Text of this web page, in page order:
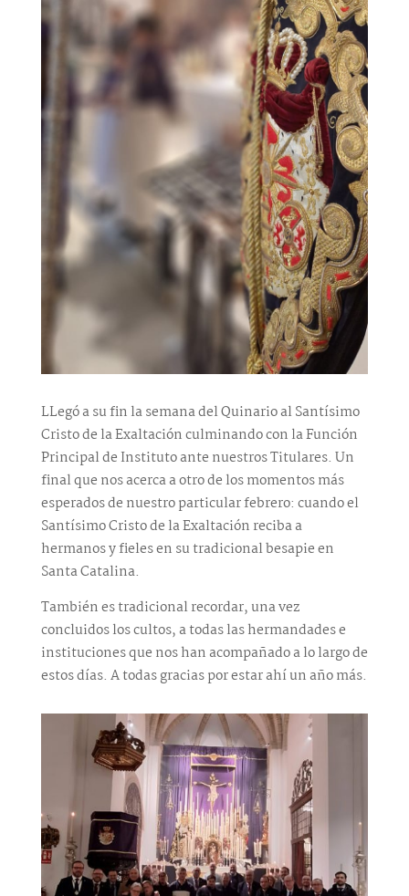
LLegó a su fin la semana del Quinario al Santísimo
Cristo de la Exaltación culminando con la Función
Principal de Instituto ante nuestros Titulares. Un
final que nos acerca a otro de los momentos más
esperados de nuestro particular febrero: cuando el
Santísimo Cristo de la Exaltación reciba a
hermanos y fieles en su tradicional besapie en
Santa Catalina.
También es tradicional recordar, una vez
concluidos los cultos, a todas las hermandades e
instituciones que nos han acompañado a lo largo de
estos días. A todas gracias por estar ahí un año más.